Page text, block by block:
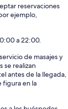
reservaciones
ejemplo,
a 22:00.
de masajes y
se realizan
antes de la llegada,
figura en la